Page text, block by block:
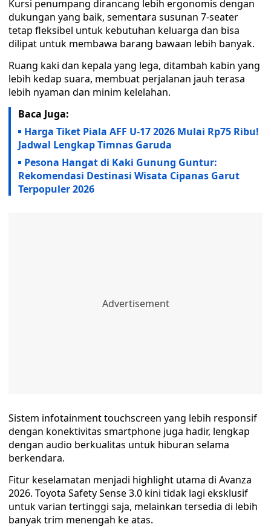
Kursi penumpang dirancang lebih ergonomis dengan
dukungan yang baik, sementara susunan 7-seater
tetap fleksibel untuk kebutuhan keluarga dan bisa
dilipat untuk membawa barang bawaan lebih banyak.
Ruang kaki dan kepala yang lega, ditambah kabin yang
lebih kedap suara, membuat perjalanan jauh terasa
lebih nyaman dan minim kelelahan.
Baca Juga:
Harga Tiket Piala AFF U-17 2026 Mulai Rp75 Ribu!
Jadwal Lengkap Timnas Garuda
Pesona Hangat di Kaki Gunung Guntur:
Rekomendasi Destinasi Wisata Cipanas Garut
Terpopuler 2026
Sistem infotainment touchscreen yang lebih responsif
dengan konektivitas smartphone juga hadir, lengkap
dengan audio berkualitas untuk hiburan selama
berkendara.
Fitur keselamatan menjadi highlight utama di Avanza
2026. Toyota Safety Sense 3.0 kini tidak lagi eksklusif
untuk varian tertinggi saja, melainkan tersedia di lebih
banyak trim menengah ke atas.